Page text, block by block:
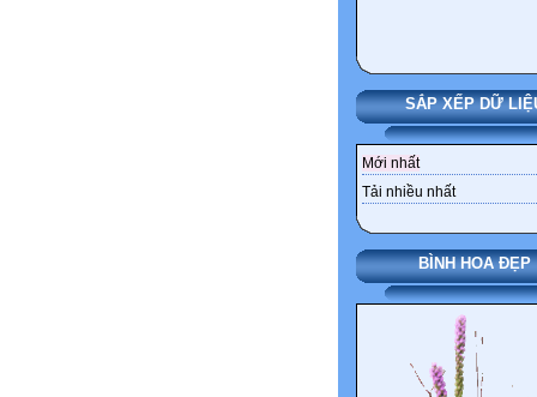
SẮP XẾP DỮ
Mới nhất
Tải nhiều nhất
BÌNH HOA ĐẸP